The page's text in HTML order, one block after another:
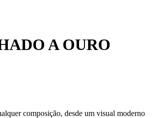
A OURO
composição, desde um visual moderno